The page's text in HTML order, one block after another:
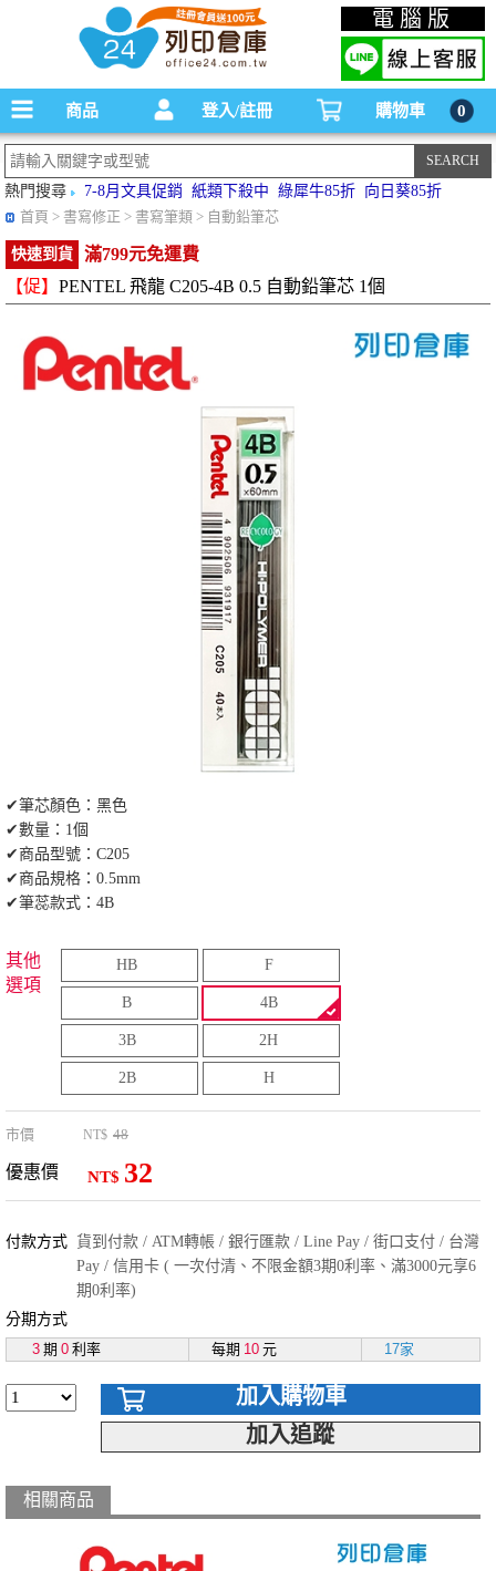
碳粉匣，墨水匣,原廠碳粉匣，副廠碳粉匣，環保碳粉匣,連續供墨印表機-office24列印
倉庫線上購物手機版
電腦版
商品 登入/註冊 購物車 0
熱門搜尋 7-8月文具促銷 紙類下殺中 綠犀牛85折 向日葵85折
首頁 > 書寫修正 > 書寫筆類 > 自動鉛筆芯
快速到貨
滿799元免運費
【促】 PENTEL 飛龍 C205-4B 0.5 自動鉛筆芯 1個
✔筆芯顏色：黑色
✔數量：1個
✔商品型號：C205
✔商品規格：0.5mm
✔筆蕊款式：4B
其他
選項
HB F
B 4B
3B 2H
2B H
市價 NT$ 48
優惠價 NT$ 32
付款方式 貨到付款 / ATM轉帳 / 銀行匯款 / Line Pay / 街口支付 / 台灣
Pay / 信用卡 ( 一次付清、不限金額3期0利率、滿3000元享6
期0利率)
分期方式
3 期 0 利率 每期 10 元 17家
加入購物車
加入追蹤
相關商品